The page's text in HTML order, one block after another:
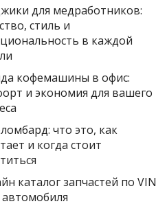
для медработников:
стиль и
в каждой
кофемашины в офис:
и экономия для вашего
что это, как
и когда стоит
каталог запчастей по VIN
автомобиля